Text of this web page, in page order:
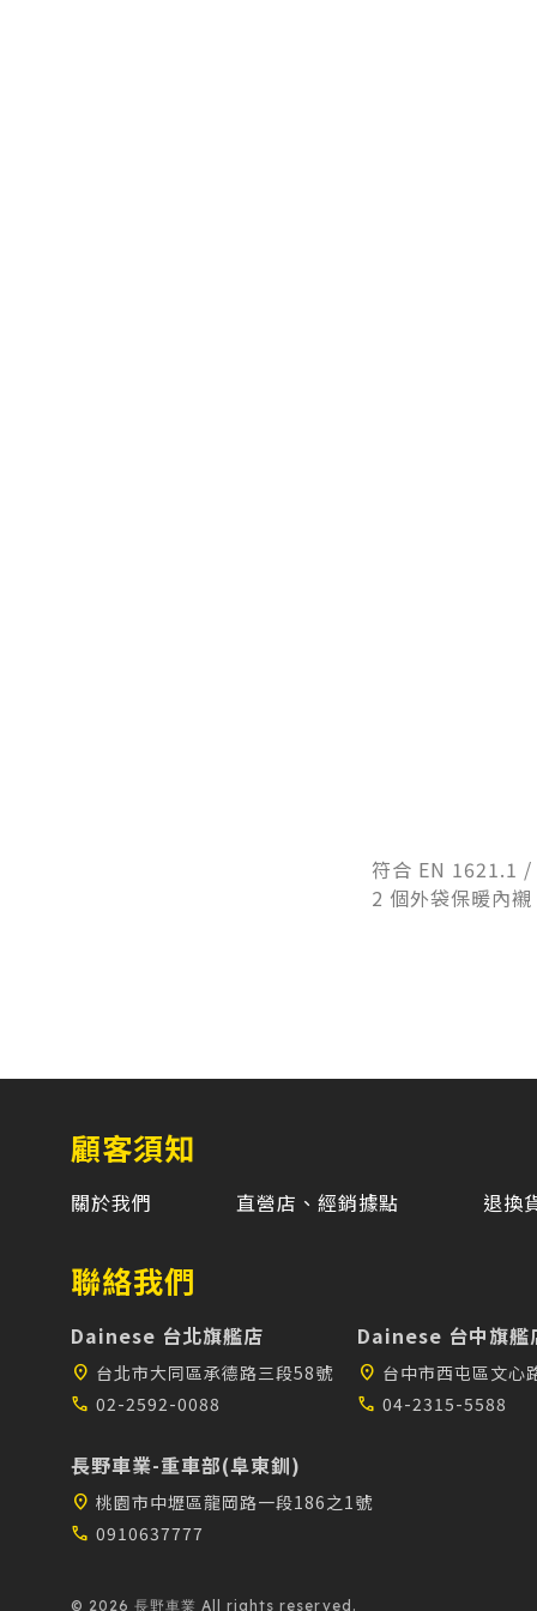
符合 EN 1621.1 /
2 個外袋保暖內
顧客須知
關於我們 直營店、經銷據點 退換
聯絡我們
Dainese 台北旗艦店
location_on 台北市大同區承德路三段58號
call 02-2592-0088
Dainese 台中旗艦
location_on 台中市西屯區文心
call 04-2315-5588
長野車業-重車部(阜東釧)
location_on 桃園市中壢區龍岡路一段186之1號
call 0910637777
© 2026 長野車業 All rights reserved.